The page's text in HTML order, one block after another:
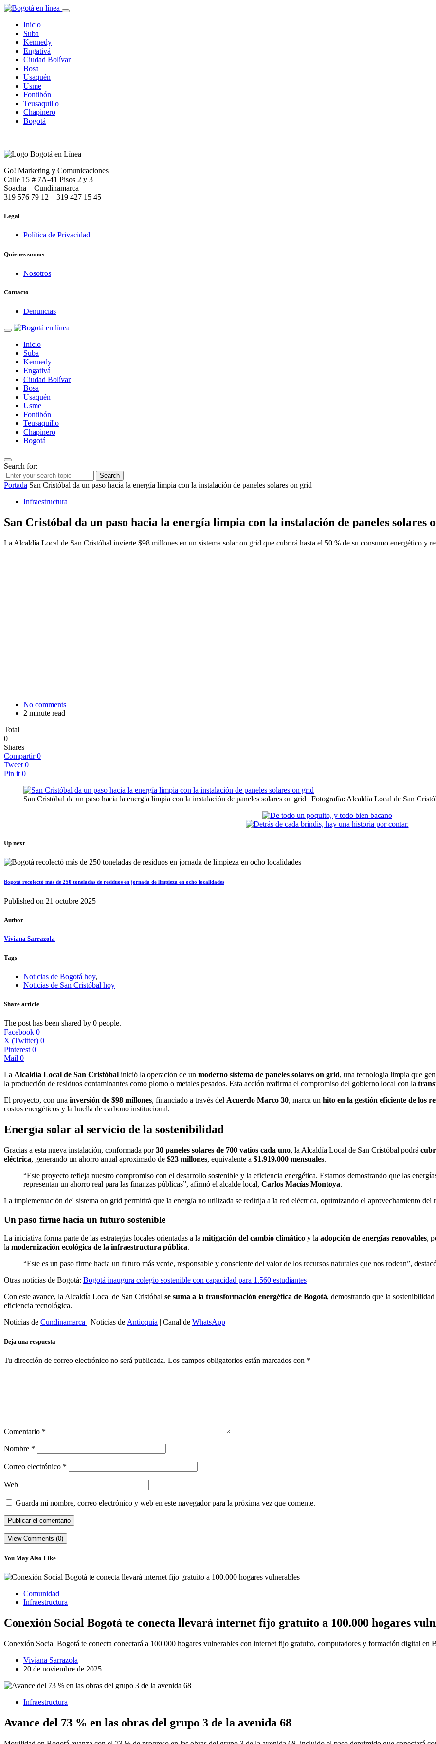
Inicio
Suba
Kennedy
Engativá
Ciudad Bolívar
Bosa
Usaquén
Usme
Fontibón
Teusaquillo
Chapinero
Bogotá
Go! Marketing y Comunicaciones
Calle 15 # 7A-41 Pisos 2 y 3
Soacha – Cundinamarca
319 576 79 12 – 319 427 15 45
Legal
Política de Privacidad
Quienes somos
Nosotros
Contacto
Denuncias
Inicio
Suba
Kennedy
Engativá
Ciudad Bolívar
Bosa
Usaquén
Usme
Fontibón
Teusaquillo
Chapinero
Bogotá
Search for:
Search
Portada San Cristóbal da un paso hacia la energía limpia con la instalación de paneles solares on grid
Infraestructura
San Cristóbal da un paso hacia la energía limpia con la instalación de paneles solares
La Alcaldía Local de San Cristóbal invierte $98 millones en un sistema solar on grid que cubrirá hasta el 50 % de su consumo energético y
No comments
2 minute read
Total
0
Shares
Compartir 0
Tweet 0
Pin it 0
San Cristóbal da un paso hacia la energía limpia con la instalación de paneles solares on grid | Fotografía: Alcaldía Local de San
Up next
Bogotá recolectó más de 250 toneladas de residuos en jornada de limpieza en ocho localidades
Published on 21 octubre 2025
Author
Viviana Sarrazola
Tags
Noticias de Bogotá hoy,
Noticias de San Cristóbal hoy
Share article
The post has been shared by 0 people.
Facebook 0
X (Twitter) 0
Pinterest 0
Mail 0
La Alcaldía Local de San Cristóbal inició la operación de un moderno sistema de paneles solares on grid, una tecnología limpia que
la producción de residuos contaminantes como plomo o metales pesados. Esta acción reafirma el compromiso del gobierno local con la
El proyecto, con una inversión de $98 millones, financiado a través del Acuerdo Marco 30, marca un hito en la gestión eficiente de los
costos energéticos y la huella de carbono institucional.
Energía solar al servicio de la sostenibilidad
Gracias a esta nueva instalación, conformada por30 paneles solares de 700 vatios cada uno, la Alcaldía Local de San Cristóbal podrá
eléctrica, generando un ahorro anual aproximado de $23 millones, equivalente a $1.919.000 mensuales.
“Este proyecto refleja nuestro compromiso con el desarrollo sostenible y la eficiencia energética. Estamos demostrando que las
representan un ahorro real para las finanzas públicas”, afirmó el alcalde local, Carlos Macías Montoya.
La implementación del sistema on grid permitirá que la energía no utilizada se redirija a la red eléctrica, optimizando el aprovechamiento
Un paso firme hacia un futuro sostenible
La iniciativa forma parte de las estrategias locales orientadas a la mitigación del cambio climático y la adopción de energías renovables,
la modernización ecológica de la infraestructura pública.
“Este es un paso firme hacia un futuro más verde, responsable y consciente del valor de los recursos naturales que nos rodean”,
Otras noticias de Bogotá: Bogotá inaugura colegio sostenible con capacidad para 1.560 estudiantes
Con este avance, la Alcaldía Local de San Cristóbal se suma a la transformación energética de Bogotá, demostrando que la
eficiencia tecnológica.
Noticias de Cundinamarca | Noticias de Antioquia | Canal de WhatsApp
Deja una respuesta
Tu dirección de correo electrónico no será publicada. Los campos obligatorios están marcados con *
Comentario *
Nombre *
Correo electrónico *
Web
Guarda mi nombre, correo electrónico y web en este navegador para la próxima vez que comente.
View Comments (0)
You May Also Like
Comunidad
Infraestructura
Conexión Social Bogotá te conecta llevará internet fijo gratuito a 100.000 hogares
Conexión Social Bogotá te conecta conectará a 100.000 hogares vulnerables con internet fijo gratuito, computadores y formación digital en
Viviana Sarrazola
20 de noviembre de 2025
Infraestructura
Avance del 73 % en las obras del grupo 3 de la avenida 68